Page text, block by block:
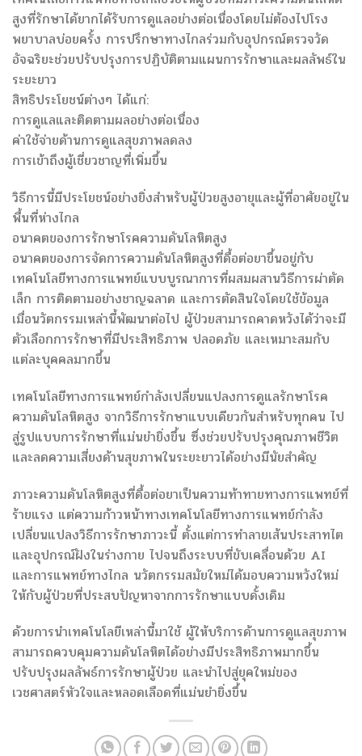
สูงที่รักษาได้ยากได้รับการดูแลอย่างต่อเนื่องโดยไม่ต้องไปโรง
พยาบาลบ่อยครั้ง การปรึกษาทางไกลร่วมกับอุปกรณ์ตรวจวัด
อัจฉริยะช่วยปรับปรุงการปฏิบัติตามแผนการรักษาและผลลัพธ์ใน
ระยะยาว
สิทธิประโยชน์ต่างๆ ได้แก่:
การดูแลและติดตามผลอย่างต่อเนื่อง
ค่าใช้จ่ายด้านการดูแลสุขภาพลดลง
การเข้าถึงผู้เชี่ยวชาญที่เพิ่มขึ้น
วิธีการนี้มีประโยชน์อย่างยิ่งสำหรับผู้ป่วยสูงอายุและผู้ที่อาศัยอยู่ใน
พื้นที่ห่างไกล
อนาคตของการรักษาโรคความดันโลหิตสูง
อนาคตของการจัดการความดันโลหิตสูงที่ดื้อต่อยาขึ้นอยู่กับ
เทคโนโลยีทางการแพทย์แบบบูรณาการที่ผสมผสานวิธีการผ่าตัด
เล็ก การติดตามอย่างชาญฉลาด และการตัดสินใจโดยใช้ข้อมูล
เมื่อนวัตกรรมเหล่านี้พัฒนาต่อไป ผู้ป่วยสามารถคาดหวังได้ว่าจะมี
ตัวเลือกการรักษาที่มีประสิทธิภาพ ปลอดภัย และเหมาะสมกับ
แต่ละบุคคลมากขึ้น
เทคโนโลยีทางการแพทย์กำลังเปลี่ยนแปลงการดูแลรักษาโรค
ความดันโลหิตสูง จากวิธีการรักษาแบบเดียวกันสำหรับทุกคน ไป
สู่รูปแบบการรักษาที่แม่นยำยิ่งขึ้น ซึ่งช่วยปรับปรุงคุณภาพชีวิต
และลดความเสี่ยงด้านสุขภาพในระยะยาวได้อย่างมีนัยสำคัญ
ภาวะความดันโลหิตสูงที่ดื้อต่อยาเป็นความท้าทายทางการแพทย์ที่
ร้ายแรง แต่ความก้าวหน้าทางเทคโนโลยีทางการแพทย์กำลัง
เปลี่ยนแปลงวิธีการรักษาภาวะนี้ ตั้งแต่การทำลายเส้นประสาทไต
และอุปกรณ์ฝังในร่างกาย ไปจนถึงระบบที่ขับเคลื่อนด้วย AI
และการแพทย์ทางไกล นวัตกรรมสมัยใหม่ได้มอบความหวังใหม่
ให้กับผู้ป่วยที่ประสบปัญหาจากการรักษาแบบดั้งเดิม
ด้วยการนำเทคโนโลยีเหล่านี้มาใช้ ผู้ให้บริการด้านการดูแลสุขภาพ
สามารถควบคุมความดันโลหิตได้อย่างมีประสิทธิภาพมากขึ้น
ปรับปรุงผลลัพธ์การรักษาผู้ป่วย และนำไปสู่ยุคใหม่ของ
เวชศาสตร์หัวใจและหลอดเลือดที่แม่นยำยิ่งขึ้น